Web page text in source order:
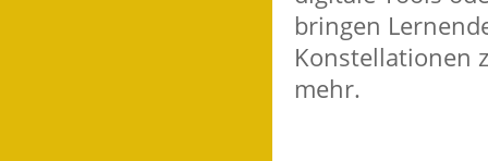
bringen
Konstellationen
mehr.